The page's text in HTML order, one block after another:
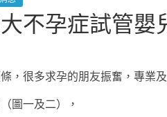
不孕症試管嬰
，很多求孕的朋友振奮，專業
圖一及二），